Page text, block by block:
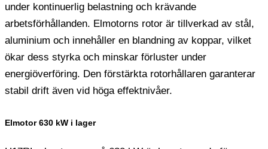
under kontinuerlig belastning och krävande
arbetsförhållanden. Elmotorns rotor är tillverkad av stål,
aluminium och innehåller en blandning av koppar, vilket
ökar dess styrka och minskar förluster under
energiöverföring. Den förstärkta rotorhållaren garanterar
stabil drift även vid höga effektnivåer.
Elmotor 630 kW i lager